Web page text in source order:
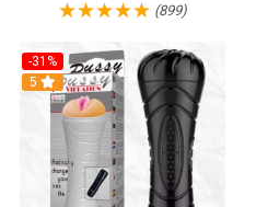
(899)
-31%
5